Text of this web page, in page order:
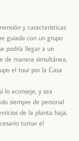
y características
guiada con un grupo
podría llegar a un
de manera simultánea,
el tour por la Casa
lo aconseje, y sea
siempre de personal
de la planta baja,
tomar el